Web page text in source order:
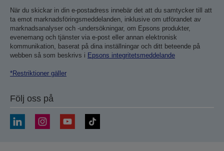
När du skickar in din e-postadress innebär det att du samtycker till att
ta emot marknadsföringsmeddelanden, inklusive om utförandet av
marknadsanalyser och -undersökningar, om Epsons produkter,
evenemang och tjänster via e-post eller annan elektronisk
kommunikation, baserat på dina inställningar och ditt beteende på
webben så som beskrivs i Epsons integritetsmeddelande
*Restriktioner gäller
Följ oss på